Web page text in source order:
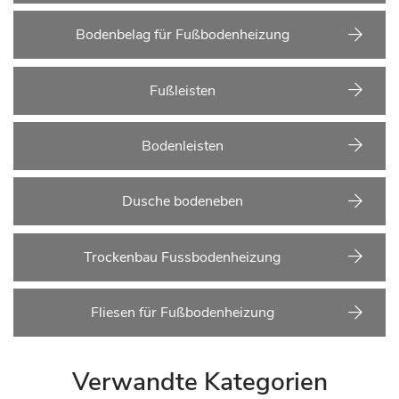
Bodenbelag für Fußbodenheizung
Fußleisten
Bodenleisten
Dusche bodeneben
Trockenbau Fussbodenheizung
Fliesen für Fußbodenheizung
Verwandte Kategorien